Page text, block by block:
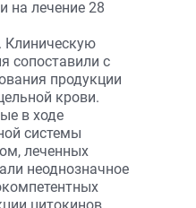
на лечение 28
Клиническую
сопоставили с
продукции
крови.
в ходе
системы
леченных
неоднозначное